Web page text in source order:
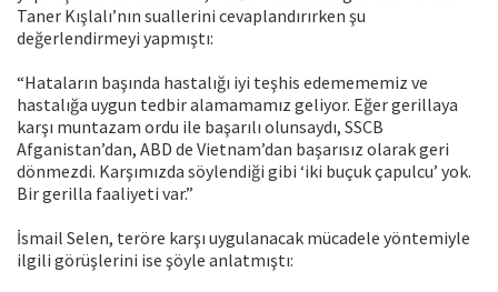
Taner Kışlalı’nın suallerini cevaplandırırken şu
değerlendirmeyi yapmıştı:
“Hataların başında hastalığı iyi teşhis edemememiz ve
hastalığa uygun tedbir alamamamız geliyor. Eğer gerillaya
karşı muntazam ordu ile başarılı olunsaydı, SSCB
Afganistan’dan, ABD de Vietnam’dan başarısız olarak geri
dönmezdi. Karşımızda söylendiği gibi ‘iki buçuk çapulcu’ yok.
Bir gerilla faaliyeti var.”
İsmail Selen, teröre karşı uygulanacak mücadele yöntemiyle
ilgili görüşlerini ise şöyle anlatmıştı: